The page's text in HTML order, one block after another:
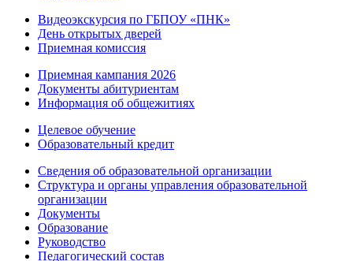
Видеоэкскурсия по ГБПОУ «ПНК»
День открытых дверей
Приемная комиссия
Приемная кампания 2026
Дoкументы абитуриентам
Информация об общежитиях
Целевое обучение
Образовательный кредит
Сведения об образовательной организации
Структура и органы управления образовательной
организации
Документы
Образование
Руководство
Педагогический состав